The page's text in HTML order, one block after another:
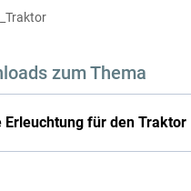
zum Thema
Erleuchtung für den Traktor